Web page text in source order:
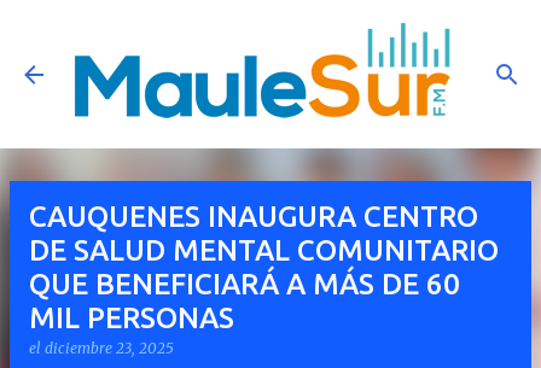
Ir al contenido principal
CAUQUENES INAUGURA CENTRO
DE SALUD MENTAL COMUNITARIO
QUE BENEFICIARÁ A MÁS DE 60
MIL PERSONAS
el diciembre 23, 2025